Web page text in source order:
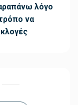
λόγο
να